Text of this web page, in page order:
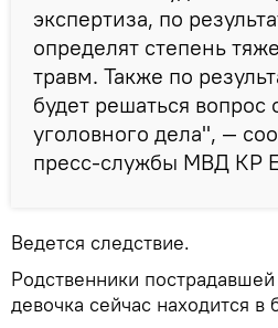
экспертиза, по
определят степень
травм. Также по
будет решаться
уголовного дела", —
пресс-службы МВД КР
Ведется следствие.
Родственники
девочка сейчас находится в